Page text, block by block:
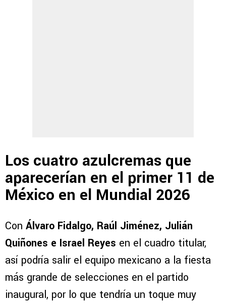
Los cuatro azulcremas que
aparecerían en el primer 11 de
México en el Mundial 2026
Con Álvaro Fidalgo, Raúl Jiménez, Julián
Quiñones e Israel Reyes en el cuadro titular,
así podría salir el equipo mexicano a la fiesta
más grande de selecciones en el partido
inaugural, por lo que tendría un toque muy